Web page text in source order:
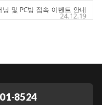
및 PC방 접속 이벤트 안내
24.12.19
8524